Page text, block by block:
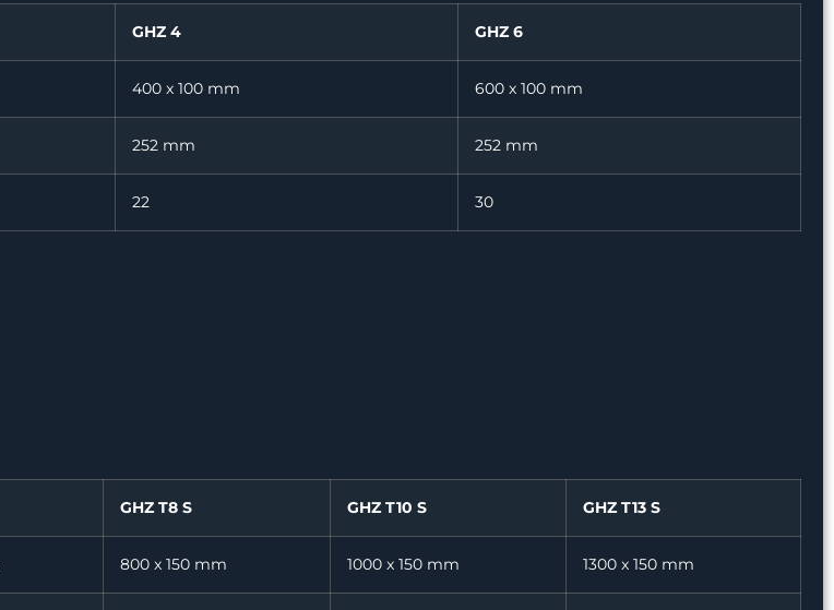
GHZ 4 GHZ 6
400 x 100 mm 600 x 100 mm
252 mm 252 mm
22 30
GHZ T8 S GHZ T10 S GHZ T13 S
800 x 150 mm 1000 x 150 mm 1300 x 150 mm